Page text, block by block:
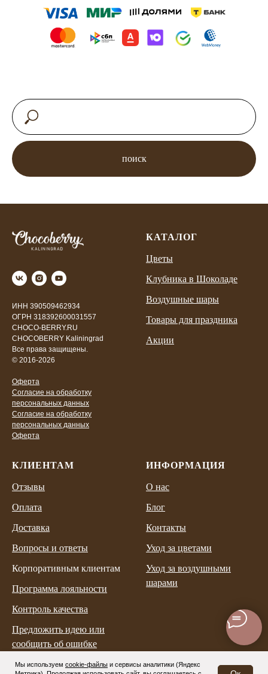
Мы используем cookie-файлы и сервисы аналитики (Яндекс
поиск
ИНН 390509462934
ОГРН 318392600031557
CHOCO-BERRY.RU
CHOCOBERRY Kaliningrad
Все права защищены.
© 2016-2026
Оферта
Согласие на обработку
персональных данных
Согласие на обработку
персональных данных
Оферта
КАТАЛОГ
Цветы
Клубника в Шоколаде
Воздушные шары
Товары для праздника
Акции
КЛИЕНТАМ
Отзывы
Оплата
Доставка
Вопросы и ответы
Корпоративным клиентам
Программа лояльности
Контроль качества
Предложить идею или
сообщить об ошибке
ИНФОРМАЦИЯ
О нас
Блог
Контакты
Уход за цветами
Уход за воздушными
шарами